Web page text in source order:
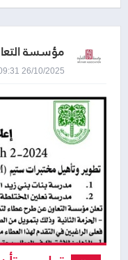
مؤسسة
26/10/2025 09:31 صباحاً